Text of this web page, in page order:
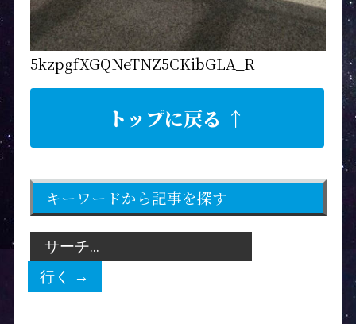
5kzpgfXGQNeTNZ5CKibGLA_R
トップに戻る ↑
キーワードから記事を探す